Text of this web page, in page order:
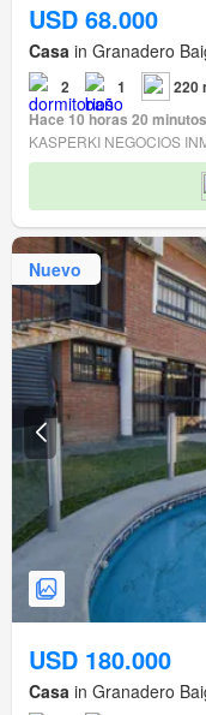
USD 68.000
Casa in Granadero
2 1
220
Hace 10 horas 20 minutos
KASPERKI NEGOCIOS
Nuevo
USD 180.000
Casa in Granadero